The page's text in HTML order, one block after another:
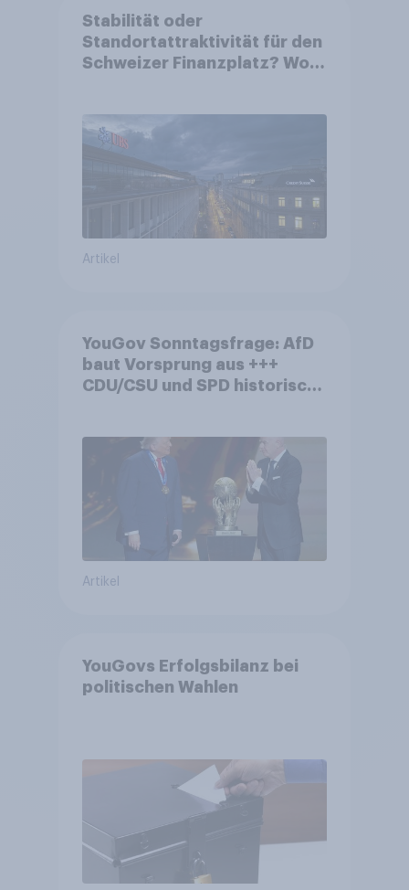
Stabilität oder
Standortattraktivität für den
Schweizer Finanzplatz? Wo
von Grossbanken steht
Artikel
YouGov Sonntagsfrage: AfD
baut Vorsprung aus +++
CDU/CSU und SPD historisch
Fußball-WM ohne Politik
Artikel
YouGovs Erfolgsbilanz bei
politischen Wahlen